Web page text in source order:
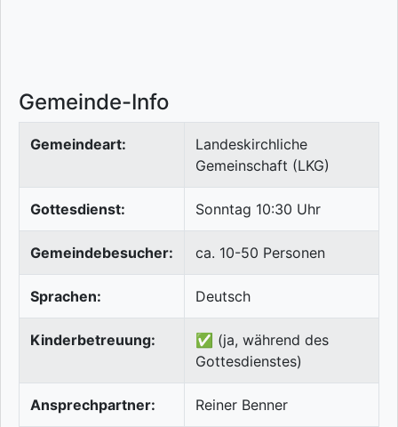
Gemeinde-Info
Gemeindeart:
Landeskirchliche
Gemeinschaft (LKG)
Gottesdienst: Sonntag 10:30 Uhr
Gemeindebesucher: ca. 10-50 Personen
Sprachen: Deutsch
Kinderbetreuung:
✅ (ja, während des
Gottesdienstes)
Ansprechpartner: Reiner Benner